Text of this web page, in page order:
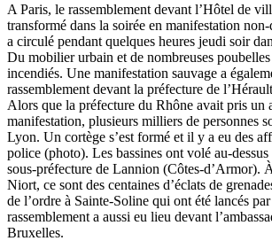
A Paris, le rassemblement devant l’Hôtel de
transformé dans la soirée en manifestation
a circulé pendant quelques heures jeudi soir
Du mobilier urbain et de nombreuses
incendiés. Une manifestation sauvage a
rassemblement devant la préfecture de
Alors que la préfecture du Rhône avait pris un
manifestation, plusieurs milliers de personnes
Lyon. Un cortège s’est formé et il y a eu des
police (photo). Les bassines ont volé au-
sous-préfecture de Lannion (Côtes-d’Armor).
Niort, ce sont des centaines d’éclats de
de l’ordre à Sainte-Soline qui ont été lancés
rassemblement a aussi eu lieu devant
Bruxelles.